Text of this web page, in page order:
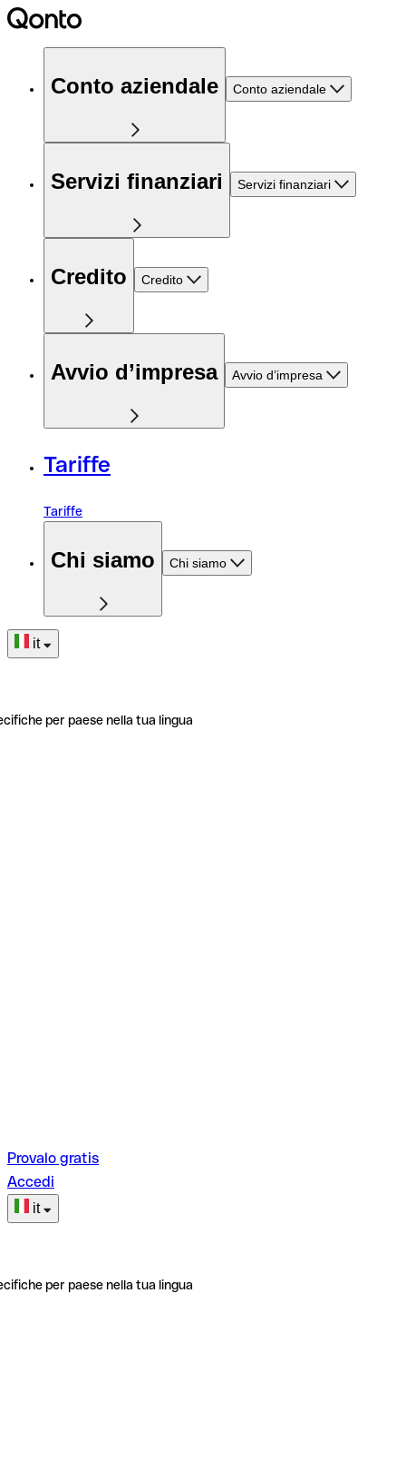
Conto aziendale Conto aziendale
Servizi finanziari Servizi finanziari
Credito Credito
Avvio d’impresa Avvio d’impresa
Tariffe
Tariffe
Chi siamo Chi siamo
it
per paese nella tua lingua
Provalo gratis
Accedi
it
per paese nella tua lingua